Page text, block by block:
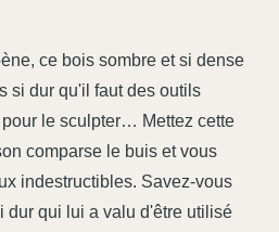
ce bois sombre et si dense
si dur qu'il faut des outils
le sculpter… Mettez cette
comparse le buis et vous
indestructibles. Savez-vous
dur qui lui a valu d'être utilisé